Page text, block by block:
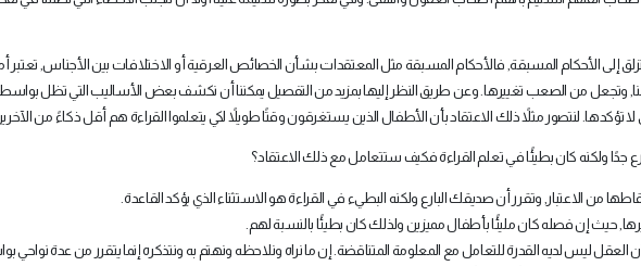
إلى الأحكام المسبقة, فالأحكام المسبقة مثل المعتقدات بشأن الخصائص العرقية أو الاختلافات بين الأجناس, تعتبر
وتجعل من الصعب تغييرها. وعن طريق النظر إليها بمزيد من التفصيل يمكننا أن نكشف بعض الأساليب التي تظل
لا تؤكدها. لنتصور مثلاً ذلك الاعتقاد بأن الأطفال الذين يستغرقون وقتًا طويلاً لكي يتعلموا القراءة هم أقل ذكاءً من
ولكنه كان بطيئًا في تعلم القراءة فكيف ستتعامل مع ذلك الاعتقاد؟
من الاعتبار, وتقرر أن صديقك البارع ولكنه البطيء في القراءة هو الاستثناء الذي يؤكد القاعدة.
حيث إن فصله كان مليئًا بأطفال مميزين ولذلك كان بطيئًا بالنسبة لهم.
لأن العقل ليس لديه القدرة للتعامل مع المعلومة المتناقضة. إن ما نراه ونلاحظه ونهتم به ونتذكره إنما يتقرر من عدة نواحي